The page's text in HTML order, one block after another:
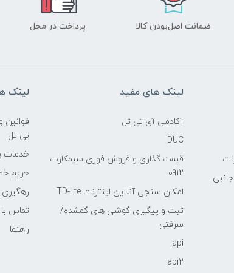
ضمانت اصل‌بودن کالا پرداخت در محل
لینک های مفید
آکادمی آی تی تل
DUC
قیمت گذاری و فروش فوری سیمکارت
0912
امکان سنجی آنلاین اینترنت TD-Lte
ثبت و پیگیری گوشی های گمشده/
سرقتی
api
api2
لینک
قوانین
تی تل
خدمات
حریم
تماس
راهنما